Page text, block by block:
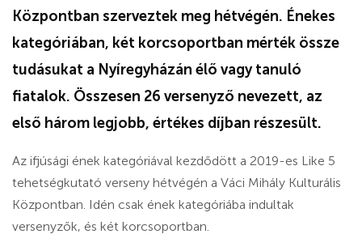
Központban szerveztek meg hétvégén. Énekes
kategóriában, két korcsoportban mérték össze
tudásukat a Nyíregyházán élő vagy tanuló
fiatalok. Összesen 26 versenyző nevezett, az
első három legjobb, értékes díjban részesült.
Az ifjúsági ének kategóriával kezdődött a 2019-es Like 5
tehetségkutató verseny hétvégén a Váci Mihály Kulturális
Központban. Idén csak ének kategóriába indultak
versenyzők, és két korcsoportban.